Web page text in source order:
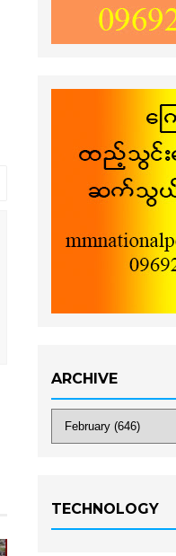
ARCHIVE
TECHNOLOGY